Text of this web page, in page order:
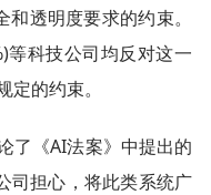
透明度要求的约束。
等科技公司均反对这一
的约束。
了《AI法案》中提出的
司担心，将此类系统广